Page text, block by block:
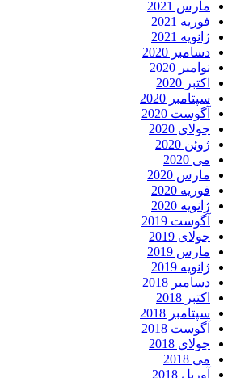
مارس 2021
فوریه 2021
ژانویه 2021
دسامبر 2020
نوامبر 2020
اکتبر 2020
سپتامبر 2020
آگوست 2020
جولای 2020
ژوئن 2020
می 2020
مارس 2020
فوریه 2020
ژانویه 2020
آگوست 2019
جولای 2019
مارس 2019
ژانویه 2019
دسامبر 2018
اکتبر 2018
سپتامبر 2018
آگوست 2018
جولای 2018
می 2018
آوریل 2018